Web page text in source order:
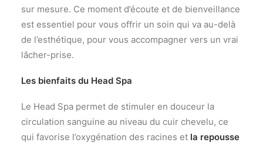
sur mesure. Ce moment d’écoute et de bienveillance
est essentiel pour vous offrir un soin qui va au-delà
de l’esthétique, pour vous accompagner vers un vrai
lâcher-prise.
Les bienfaits du Head Spa
Le Head Spa permet de stimuler en douceur la
circulation sanguine au niveau du cuir chevelu, ce
qui favorise l’oxygénation des racines et la repousse